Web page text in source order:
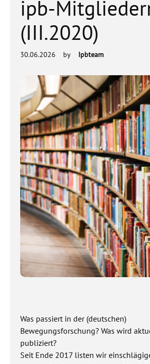
ipb-
(III.2020)
30.06.2026 by Ipbteam
Was passiert in der (deutschen)
Bewegungsforschung? Was wird
publiziert?
Seit Ende 2017 listen wir